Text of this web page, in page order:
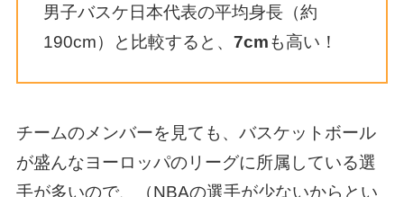
男子バスケ日本代表の平均身長（約
190cm）と比較すると、7cmも高い！
チームのメンバーを見ても、バスケットボール
が盛んなヨーロッパのリーグに所属している選
手が多いので、（NBAの選手が少ないからとい